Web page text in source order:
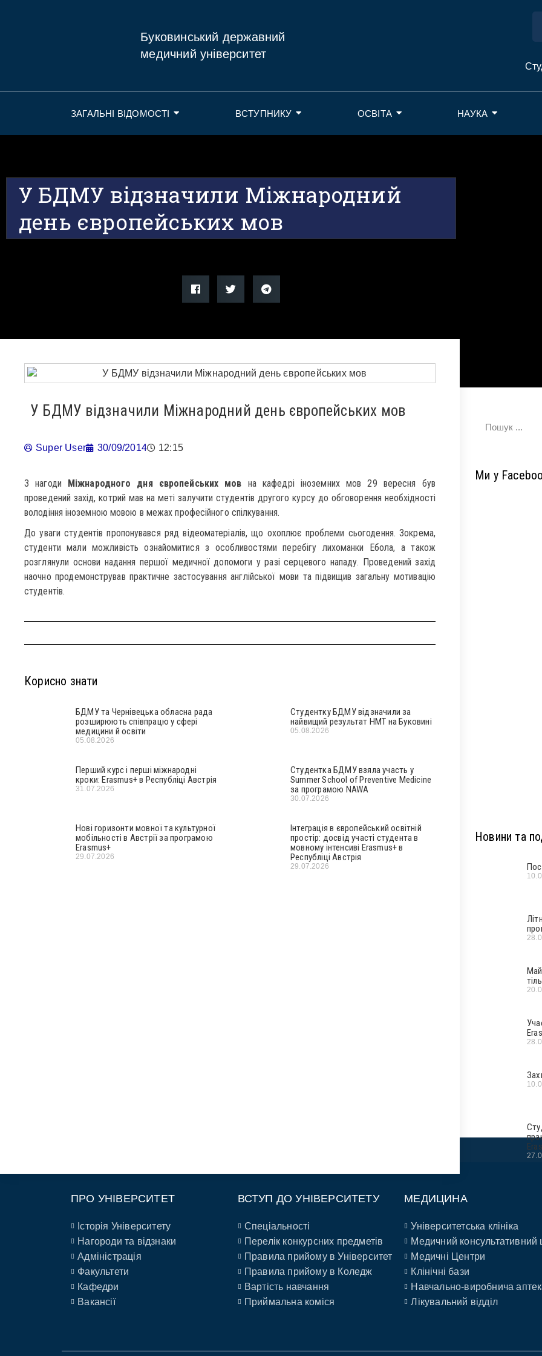
Буковинський державний
медичний університет
ЗАГАЛЬНІ ВІДОМОСТІ ВСТУПНИКУ ОСВІТА НАУКА
У БДМУ відзначили Міжнародний
день європейських мов
У БДМУ відзначили Міжнародний день європейських мов
Super User 30/09/2014 12:15
З нагоди Міжнародного дня європейських мов на кафедрі іноземних мов 29 вересня був
проведений захід, котрий мав на меті залучити студентів другого курсу до обговорення необхідності
володіння іноземною мовою в межах професійного спілкування.
До уваги студентів пропонувався ряд відеоматеріалів, що охоплює проблеми сьогодення. Зокрема,
студенти мали можливість ознайомитися з особливостями перебігу лихоманки Ебола, а також
розглянули основи надання першої медичної допомоги у разі серцевого нападу. Проведений захід
наочно продемонстрував практичне застосування англійської мови та підвищив загальну мотивацію
студентів.
Корисно знати
БДМУ та Чернівецька обласна рада
розширюють співпрацю у сфері
медицини й освіти
05.08.2026
Студентку БДМУ відзначили за
найвищий результат НМТ на Буковині
05.08.2026
Перший курс і перші міжнародні
кроки: Erasmus+ в Республіці Австрія
31.07.2026
Студентка БДМУ взяла участь у
Summer School of Preventive Medicine
за програмою NAWA
30.07.2026
Нові горизонти мовної та культурної
мобільності в Австрії за програмою
Erasmus+
29.07.2026
Інтеграція в європейський освітній
простір: досвід участі студента в
мовному інтенсиві Erasmus+ в
Республіці Австрія
29.07.2026
Ми у
Новини та
ПРО УНІВЕРСИТЕТ
Історія Університету
Нагороди та відзнаки
Адміністрація
Факультети
Кафедри
Вакансії
ВСТУП ДО УНІВЕРСИТЕТУ
Спеціальності
Перелік конкурсних предметів
Правила прийому в Університет
Правила прийому в Коледж
Вартість навчання
Приймальна коміся
МЕДИЦИНА
Університетська клініка
Медичний консультативний
Медичні Центри
Клінічні бази
Навчально-виробнича
Лікувальний відділ